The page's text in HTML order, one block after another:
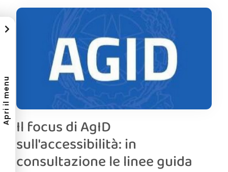
Il focus di AgID
sull'accessibilità: in
consultazione le linee guida
Apri il menu